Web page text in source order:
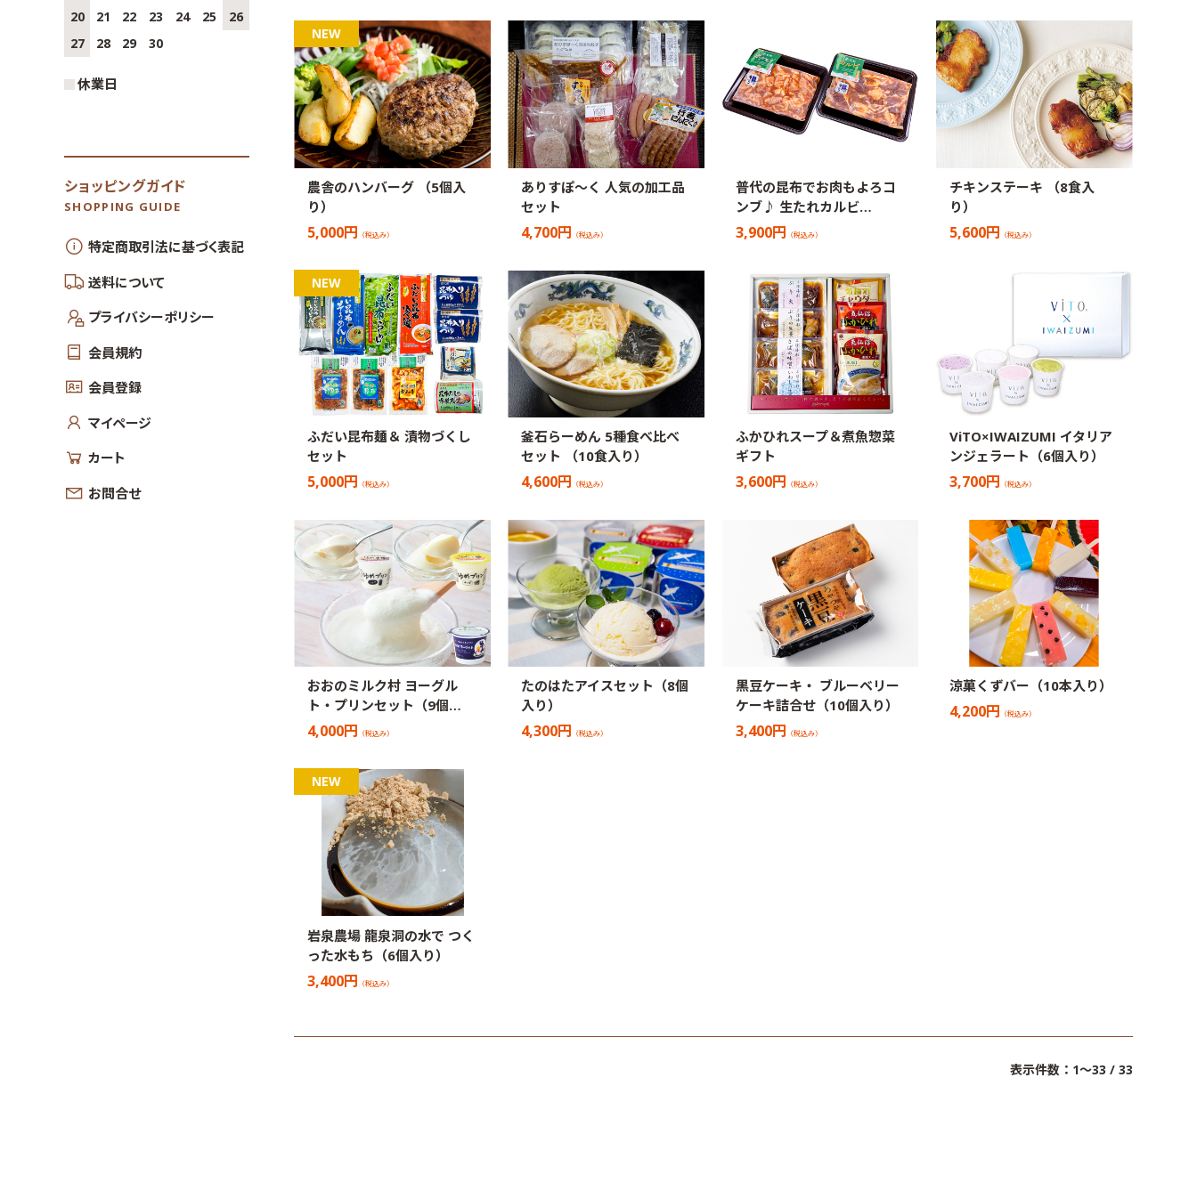
農舎のハンバーグ （5個入
り）
5,000円 （税込み）
ありすぽ〜く 人気の加工品
セット
4,700円 （税込み）
普代の昆布でお肉もよろコ
ンブ♪ 生たれカルビ…
3,900円 （税込み）
チキンステーキ （8食入
り）
5,600円 （税込み）
ふだい昆布麺＆ 漬物づくし
セット
5,000円 （税込み）
釜石らーめん 5種食べ比べ
セット （10食入り）
4,600円 （税込み）
ふかひれスープ＆煮魚惣菜
ギフト
3,600円 （税込み）
ViTO×IWAIZUMI イタリア
ンジェラート（6個入り）
3,700円 （税込み）
おおのミルク村 ヨーグル
ト・プリンセット（9個…
4,000円 （税込み）
たのはたアイスセット（8個
入り）
4,300円 （税込み）
黒豆ケーキ・ ブルーベリー
ケーキ詰合せ（10個入り）
3,400円 （税込み）
涼菓くずバー（10本入り）
4,200円 （税込み）
岩泉農場 龍泉洞の水で つく
った水もち（6個入り）
3,400円 （税込み）
表示件数：1～33 / 33
20
21 22 23 24 25
26
27
28 29 30
休業日
ショッピングガイド
SHOPPING GUIDE
特定商取引法に基づく表記
送料について
プライバシーポリシー
会員規約
会員登録
マイページ
カート
お問合せ